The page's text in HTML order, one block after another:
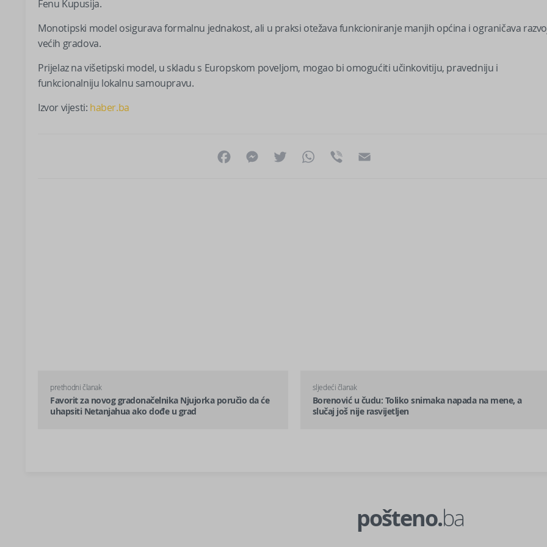
Fenu Kupusija.
Monotipski model osigurava formalnu jednakost, ali u praksi otežava funkcioniranje manjih općina i ograničava
većih gradova.
Prijelaz na višetipski model, u skladu s Europskom poveljom, mogao bi omogućiti učinkovitiju, pravedniju i
funkcionalniju lokalnu samoupravu.
Izvor vijesti: haber.ba
FacebookMessenger
Twitter WhatsApp
Viber
prethodni članak
Favorit za novog gradonačelnika Njujorka poručio da će
uhapsiti Netanjahua ako dođe u grad
sljedeći članak
Borenović u čudu: Toliko snimaka napada na mene, a
slučaj još nije rasvijetljen
pošteno.ba